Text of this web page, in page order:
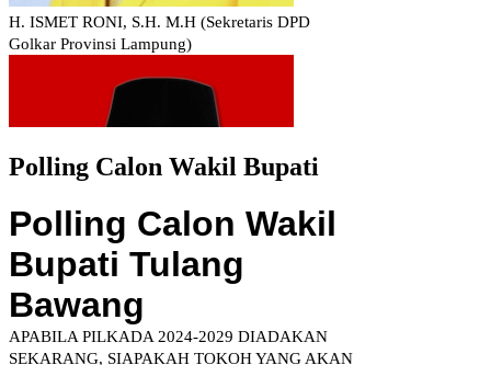
Polling Calon Wakil Bupati